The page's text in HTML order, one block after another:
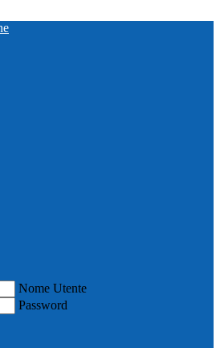
Nome Utente
Password